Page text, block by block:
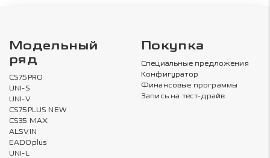
Модельный
ряд
CS75PRO
UNI-S
UNI-V
CS75PLUS NEW
CS35 MAX
ALSVIN
EADOplus
UNI-L
Покупка
Специальные предложения
Конфигуратор
Финансовые программы
Запись на тест-драйв